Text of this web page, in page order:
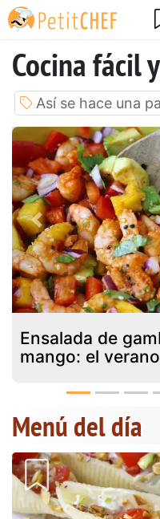
Cocina fácil
Así se hace una
Ensalada de
mango: el
Previous
Menú del día